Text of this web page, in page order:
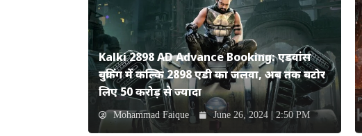
Kalki 2898 AD Advance Booking: एडवांस
बुकिंग में कल्कि 2898 एडी का जलवा, अब तक बटोर
लिए 50 करोड़ से ज्यादा
Mohammad Faique June 26, 2024 | 2:50 PM